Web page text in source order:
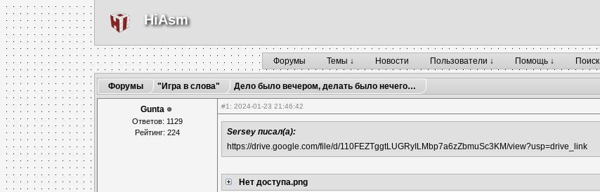
HiAsm
Форумы Темы ↓ Новости Пользователи ↓ Помощь ↓ Поиск
Форумы "Игра в слова" Дело было вечером, делать было нечего…
Gunta
Ответов: 1129
Рейтинг: 224
#1 : 2024-01-23 21:46:42
Sersey писал(а):
https://drive.google.com/file/d/110FEZTggtLUGRyILMbp7a6zZbmuSc3KM/view?usp=drive_link
Нет доступа.png